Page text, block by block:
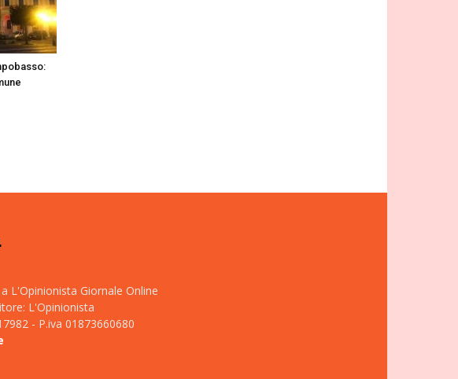
L'Opinionista Giornale Online
L'Opinionista
- P.iva 01873660680